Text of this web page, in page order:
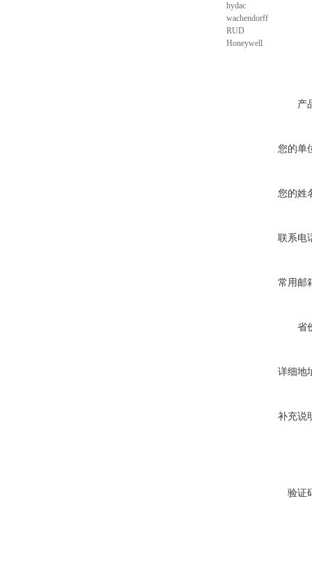
hydac
wachendorff
RUD
Honeywell
产
您的单
您的姓
联系电
常用邮
省
详细地
补充说
验证